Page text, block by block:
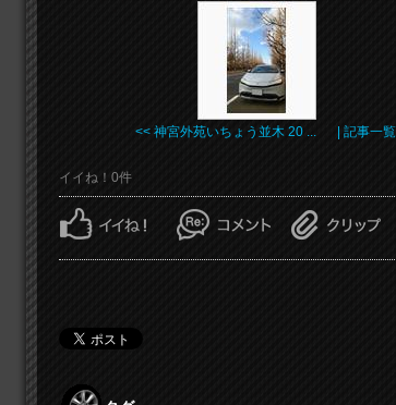
<< 神宮外苑いちょう並木 20 ... | 記事一覧 |
イイね！0件